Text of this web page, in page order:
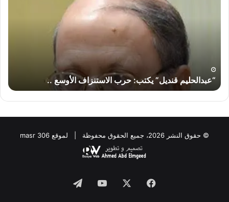
حرب الاستنزاف الأوسع ..
يكتب:
لماذا
لا
“إسرائيل”؟
“عبدالحليم قنديل” يكتب:
© حقوق النشر 2026، جميع الحقوق محفوظة | لموقع masr 306
Facebook
YouTube
Telegram